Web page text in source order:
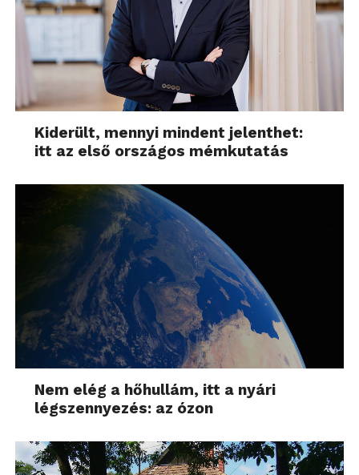
Kiderült, mennyi mindent jelenthet:
itt az első országos mémkutatás
Nem elég a hőhullám, itt a nyári
légszennyezés: az ózon